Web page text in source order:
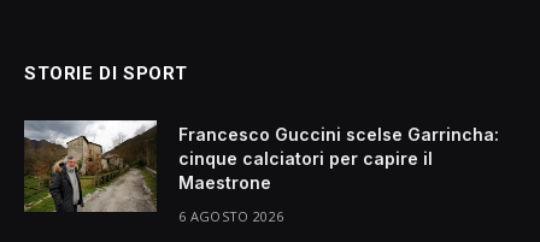
STORIE DI SPORT
Francesco Guccini scelse Garrincha:
cinque calciatori per capire il
Maestrone
6 AGOSTO 2026